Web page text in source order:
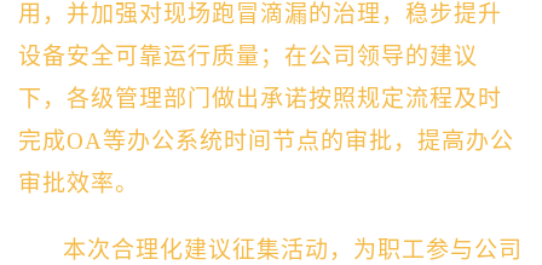
用，并加强对现场跑冒滴漏的治理，稳步提升
设备安全可靠运行质量；在公司领导的建议
下，各级管理部门做出承诺按照规定流程及时
完成OA等办公系统时间节点的审批，提高办公
审批效率。
本次合理化建议征集活动，为职工参与公司